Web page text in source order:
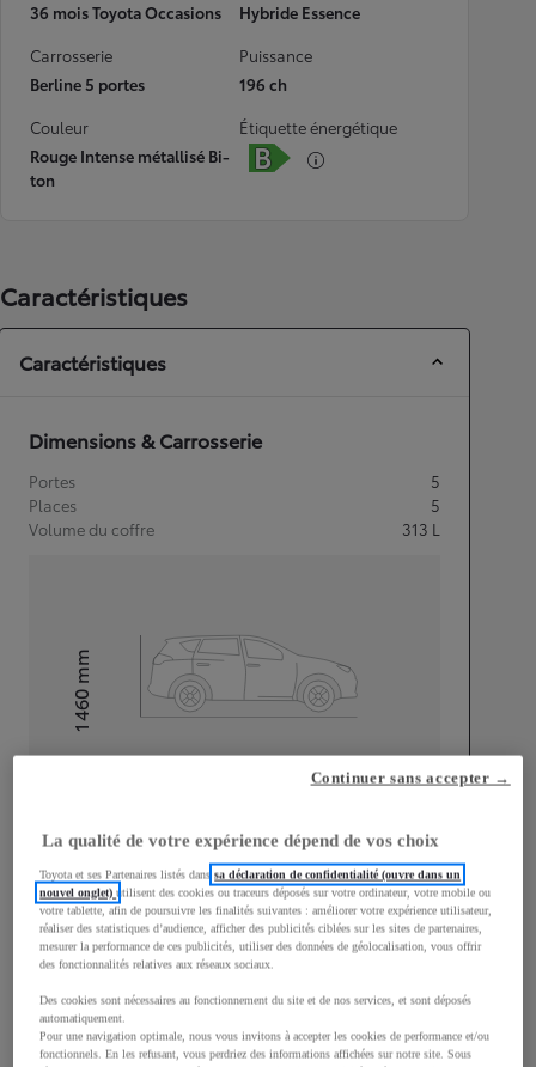
36 mois Toyota Occasions
Hybride Essence
Carrosserie
Berline 5 portes
Puissance
196 ch
Couleur
Rouge Intense métallisé Bi-
ton
Étiquette énergétique
Caractéristiques
Caractéristiques
Dimensions & Carrosserie
Portes
5
Places
5
Volume du coffre
313 L
Hauteur1 460
mm
Largeur
1 790mm
Consommation mixte
La qualité de votre expérience dépend de vos choix
Toyota et ses Partenaires listés danssa déclaration de confidentialité (ouvre dans un
nouvel onglet)utilisent des cookies ou traceurs déposés sur votre ordinateur, votre mobile ou
votre tablette, afin de poursuivre les finalités suivantes : améliorer votre expérience utilisateur,
réaliser des statistiques d’audience, afficher des publicités ciblées sur les sites de partenaires,
mesurer la performance de ces publicités, utiliser des données de géolocalisation, vous offrir
des fonctionnalités relatives aux réseaux sociaux.
Des cookies sont nécessaires au fonctionnement du site et de nos services, et sont déposés
automatiquement.
Pour une navigation optimale, nous vous invitons à accepter les cookies de performance et/ou
fonctionnels. En les refusant, vous perdriez des informations affichées sur notre site. Sous
Continuer sans accepter →